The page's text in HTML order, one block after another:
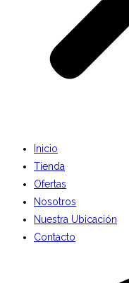
Inicio
Tienda
Ofertas
Nosotros
Nuestra Ubicación
Contacto